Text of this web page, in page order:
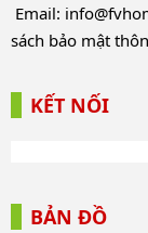
Email:
sách bảo mật
KẾT NỐI
BẢN ĐỒ